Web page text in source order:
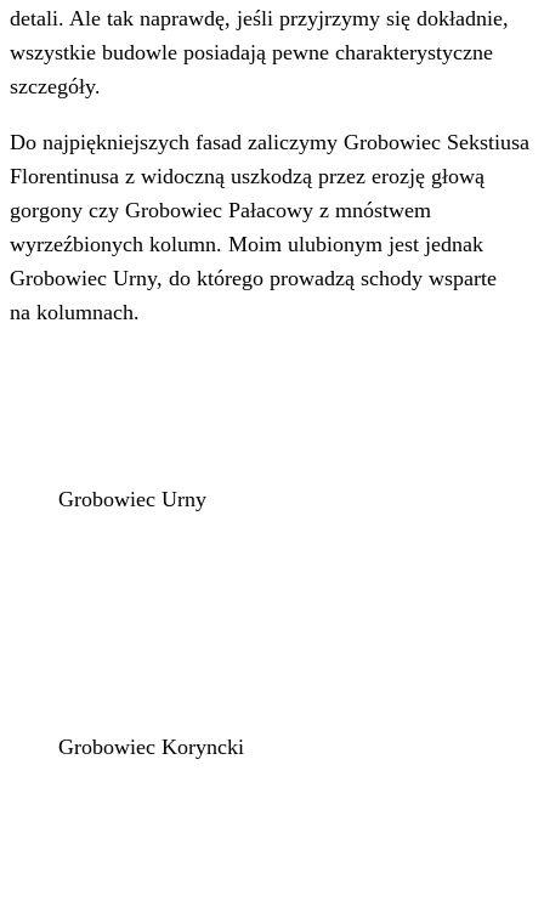
detali. Ale tak naprawdę, jeśli przyjrzymy się dokładnie,
wszystkie budowle posiadają pewne charakterystyczne
szczegóły.
Do najpiękniejszych fasad zaliczymy Grobowiec Sekstiusa
Florentinusa z widoczną uszkodzą przez erozję głową
gorgony czy Grobowiec Pałacowy z mnóstwem
wyrzeźbionych kolumn. Moim ulubionym jest jednak
Grobowiec Urny, do którego prowadzą schody wsparte
na kolumnach.
Grobowiec Urny
Grobowiec Koryncki